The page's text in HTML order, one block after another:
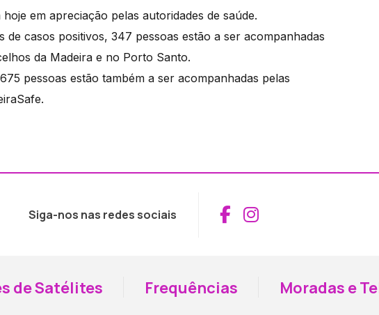
em apreciação pelas autoridades de saúde.
de casos positivos, 347 pessoas estão a ser acompanhadas
da Madeira e no Porto Santo.
pessoas estão também a ser acompanhadas pelas
Siga-nos nas redes sociais Aceder ao
Aceder ao
de Satélites Frequências Moradas e